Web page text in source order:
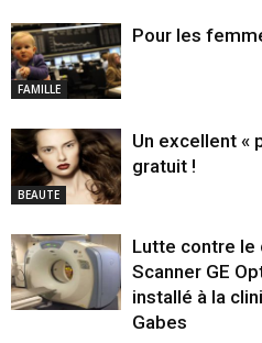
FAMILLE
Pour les
BEAUTE
Un excellent «
gratuit !
Lutte contre le
Scanner GE
installé à la
Gabes